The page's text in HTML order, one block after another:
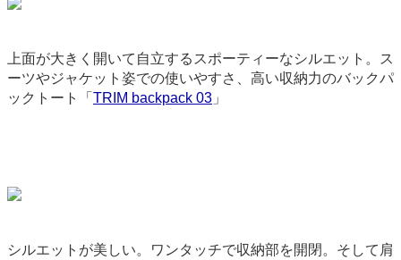
上面が大きく開いて自立するスポーティーなシルエット。ス
ーツやジャケット姿での使いやすさ、高い収納力のバックパ
ックトート「 TRIM backpack 03 」
シルエットが美しい。ワンタッチで収納部を開閉。そして肩